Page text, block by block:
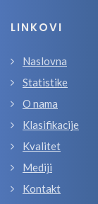
LINKOVI
Naslovna
Statistike
O nama
Klasifikacije
Kvalitet
Mediji
Kontakt